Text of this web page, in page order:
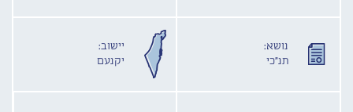
נושא:
תנ"כי
יישוב:
יקנעם